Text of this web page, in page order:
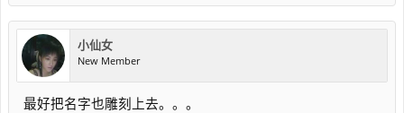
小仙女
New Member
最好把名字也雕刻上去。。。